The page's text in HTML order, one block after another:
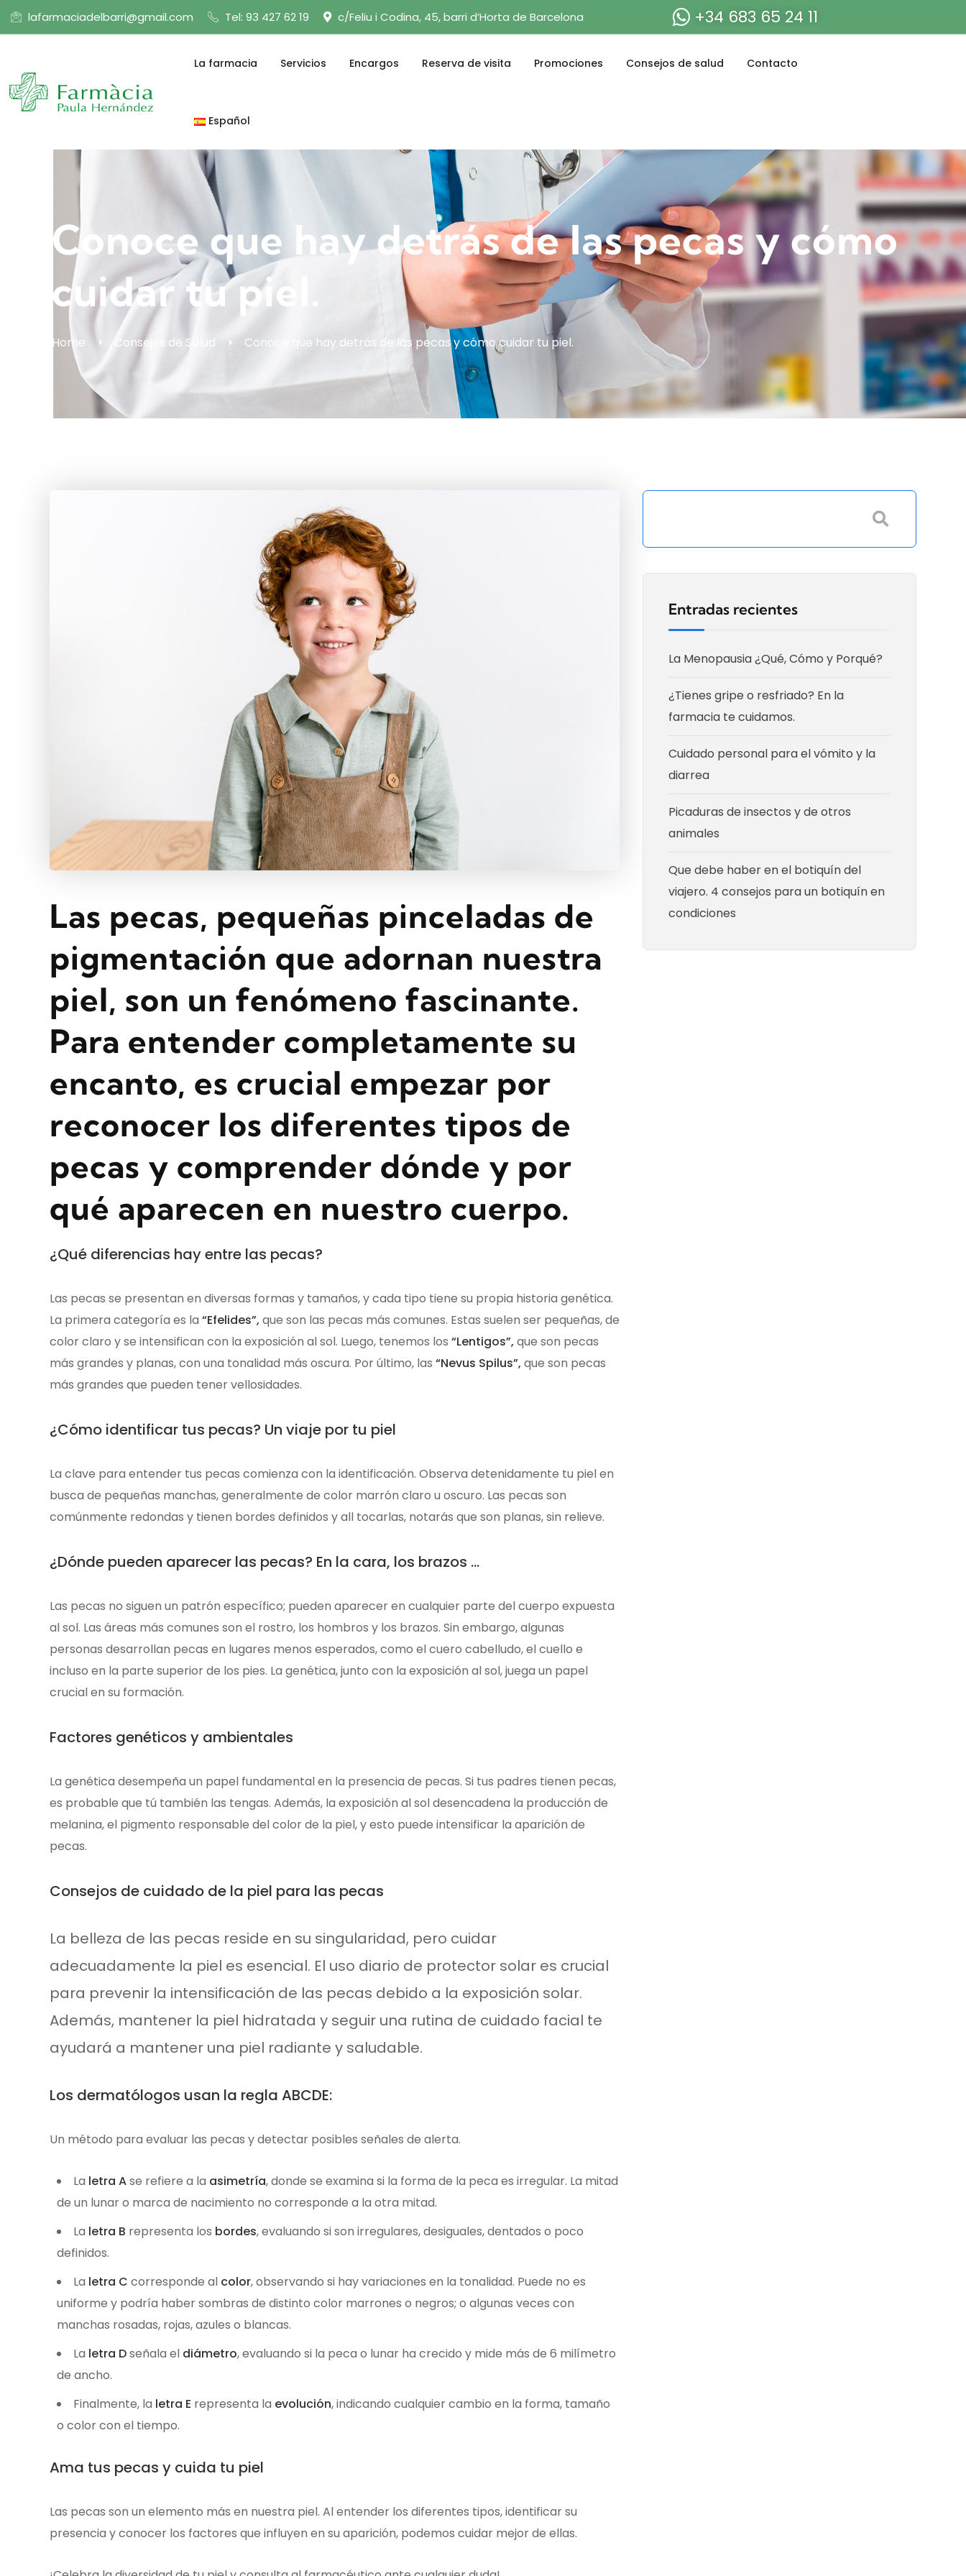
lafarmaciadelbarri@gmail.com Tel: 93 427 62 19 c/Feliu i Codina, 45, barri d’Horta de Barcelona +34 683 65 24 11
La farmacia Servicios Encargos Reserva de visita Promociones Consejos de salud Contacto
Español
Conoce que hay detrás de las pecas y cómo
cuidar tu piel.
Home Consejos de Salud Conoce que hay detrás de las pecas y cómo cuidar tu piel.
Las pecas, pequeñas pinceladas de
pigmentación que adornan nuestra
piel, son un fenómeno fascinante.
Para entender completamente su
encanto, es crucial empezar por
reconocer los diferentes tipos de
pecas y comprender dónde y por
qué aparecen en nuestro cuerpo.
¿Qué diferencias hay entre las pecas?
Las pecas se presentan en diversas formas y tamaños, y cada tipo tiene su propia historia genética.
La primera categoría es la “Efelides”, que son las pecas más comunes. Estas suelen ser pequeñas, de
color claro y se intensifican con la exposición al sol. Luego, tenemos los “Lentigos”, que son pecas
más grandes y planas, con una tonalidad más oscura. Por último, las “Nevus Spilus”, que son pecas
más grandes que pueden tener vellosidades.
¿Cómo identificar tus pecas? Un viaje por tu piel
La clave para entender tus pecas comienza con la identificación. Observa detenidamente tu piel en
busca de pequeñas manchas, generalmente de color marrón claro u oscuro. Las pecas son
comúnmente redondas y tienen bordes definidos y all tocarlas, notarás que son planas, sin relieve.
¿Dónde pueden aparecer las pecas? En la cara, los brazos …
Las pecas no siguen un patrón específico; pueden aparecer en cualquier parte del cuerpo expuesta
al sol. Las áreas más comunes son el rostro, los hombros y los brazos. Sin embargo, algunas
personas desarrollan pecas en lugares menos esperados, como el cuero cabelludo, el cuello e
incluso en la parte superior de los pies. La genética, junto con la exposición al sol, juega un papel
crucial en su formación.
Factores genéticos y ambientales
La genética desempeña un papel fundamental en la presencia de pecas. Si tus padres tienen pecas,
es probable que tú también las tengas. Además, la exposición al sol desencadena la producción de
melanina, el pigmento responsable del color de la piel, y esto puede intensificar la aparición de
pecas.
Consejos de cuidado de la piel para las pecas
La belleza de las pecas reside en su singularidad, pero cuidar
adecuadamente la piel es esencial. El uso diario de protector solar es crucial
para prevenir la intensificación de las pecas debido a la exposición solar.
Además, mantener la piel hidratada y seguir una rutina de cuidado facial te
ayudará a mantener una piel radiante y saludable.
Los dermatólogos usan la regla ABCDE:
Un método para evaluar las pecas y detectar posibles señales de alerta.
La letra Ase refiere a la asimetría, donde se examina si la forma de la peca es irregular. La mitad
de un lunar o marca de nacimiento no corresponde a la otra mitad.
La letra B representa los bordes, evaluando si son irregulares, desiguales, dentados o poco
definidos.
La letra C corresponde al color, observando si hay variaciones en la tonalidad. Puede no es
uniforme y podría haber sombras de distinto color marrones o negros; o algunas veces con
manchas rosadas, rojas, azules o blancas.
La letra Dseñala el diámetro, evaluando si la peca o lunar ha crecido y mide más de 6 milímetro
de ancho.
Finalmente, la letra E representa la evolución, indicando cualquier cambio en la forma, tamaño
o color con el tiempo.
Ama tus pecas y cuida tu piel
Las pecas son un elemento más en nuestra piel. Al entender los diferentes tipos, identificar su
presencia y conocer los factores que influyen en su aparición, podemos cuidar mejor de ellas.
Entradas recientes
La Menopausia ¿Qué, Cómo y Porqué?
¿Tienes gripe o resfriado? En la
farmacia te cuidamos.
Cuidado personal para el vómito y la
diarrea
Picaduras de insectos y de otros
animales
Que debe haber en el botiquín del
viajero. 4 consejos para un botiquín en
condiciones